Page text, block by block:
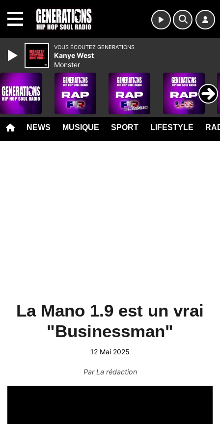
NEWS MUSIQUE SPORT LIFESTYLE
La Mano 1.9 est un vrai
"Businessman"
12 Mai 2025
ParLa rédaction
VOUS ÉCOUTEZ GENERATIONS
Kanye West
Monster